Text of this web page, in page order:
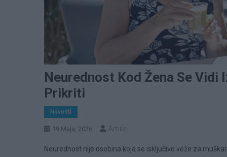
Neurednost Kod Žena Se Vidi
Prikriti
Novosti
19 Maja, 2026 Amila
Neurednost nije osobina koja se isključivo veže za